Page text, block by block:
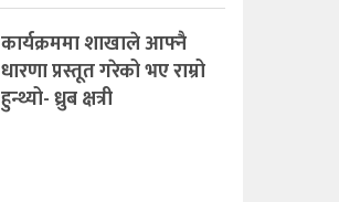
कार्यक्रममा शाखाले आफ्नै
धारणा प्रस्तूत गरेको भए राम्रो
हुन्थ्यो- ध्रुब क्षत्री